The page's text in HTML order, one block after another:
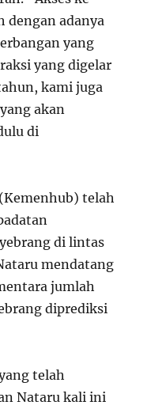
dengan adanya
yang
yang digelar
kami juga
akan
di
telah
di lintas
mendatang
jumlah
diprediksi
telah
Nataru kali ini